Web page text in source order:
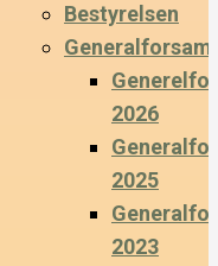
Bestyrelsen
2026
2025
2023